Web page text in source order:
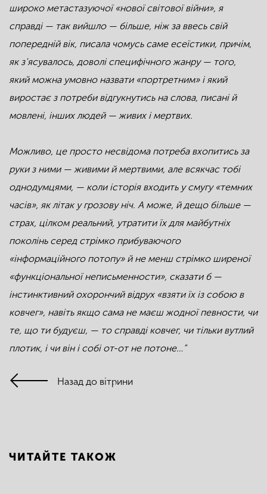
широко метастазуючої «нової світової війни», я
справді — так вийшло — більше, ніж за ввесь свій
попередній вік, писала чомусь саме есеїстики, причім,
як з’ясувалось, доволі специфічного жанру — того,
який можна умовно назвати «портретним» і який
виростає з потреби відгукнутись на слова, писані й
мовлені, інших людей — живих і мертвих.
Можливо, це просто несвідома потреба вхопитись за
руки з ними — живими й мертвими, але всякчас тобі
однодумцями, — коли історія входить у смугу «темних
часів», як літак у грозову ніч. А може, й дещо більше —
страх, цілком реальний, утратити їх для майбутніх
поколінь серед стрімко прибуваючого
«інформаційного потопу» й не менш стрімко ширеної
«функціональної неписьменности», сказати б —
інстинктивний охорончий відрух «взяти їх із собою в
ковчег», навіть якщо сама не маєш жодної певности, чи
те, що ти будуєш, — то справді ковчег, чи тільки вутлий
плотик, і чи він і собі от-от не потоне…”
Назад до вітрини
ЧИТАЙТЕ ТАКОЖ